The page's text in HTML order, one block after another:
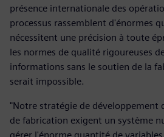
présence internationale des
processus rassemblent d'énormes
nécessitent une précision à toute
les normes de qualité rigoureuses
informations sans le soutien de la
serait impossible.
"Notre stratégie de développement
de fabrication exigent un système
gérer l'énorme quantité de